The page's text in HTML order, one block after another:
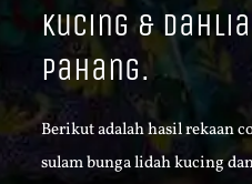
Kucing &
Pahang.
Berikut adalah hasil rekaan
sulam bunga lidah kucing